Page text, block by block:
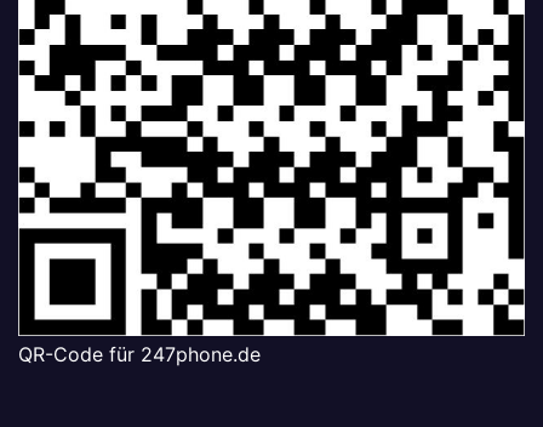
QR-Code für 247phone.de